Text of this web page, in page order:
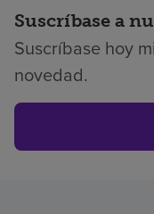
Suscríbase a
Suscríbase hoy
novedad.